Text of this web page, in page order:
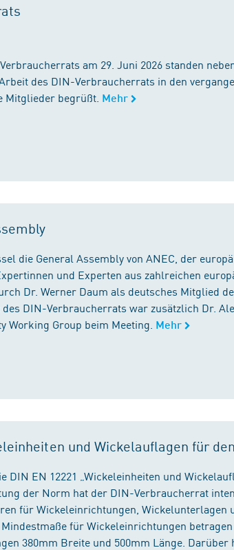
am 29. Juni 2026 standen
des DIN-Verbraucherrats in den
Mitglieder begrüßt. Mehr
die General Assembly von ANEC, der
und Experten aus zahlreichen
Dr. Werner Daum als deutsches Mitglied
DIN-Verbraucherrats war zusätzlich Dr.
Working Group beim Meeting. Mehr
und Wickelauflagen für
DIN EN 12221 „Wickeleinheiten und
der Norm hat der DIN-Verbraucherrat
für Wickeleinrichtungen, Wickelunterlagen
für Wickeleinrichtungen
380mm Breite und 500mm Länge. Darüber